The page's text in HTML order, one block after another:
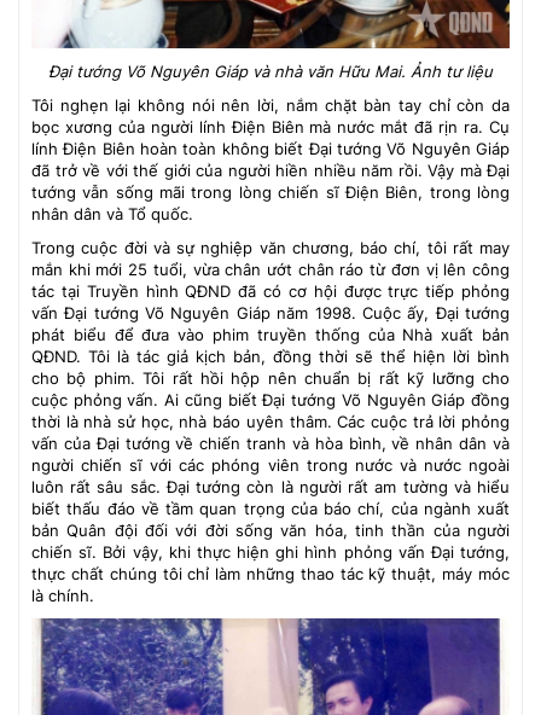
Đại tướng Võ Nguyên Giáp và nhà văn Hữu Mai. Ảnh tư liệu
Tôi nghẹn lại không nói nên lời, nắm chặt bàn tay chỉ còn da
bọc xương của người lính Điện Biên mà nước mắt đã rịn ra. Cụ
lính Điện Biên hoàn toàn không biết Đại tướng Võ Nguyên Giáp
đã trở về với thế giới của người hiền nhiều năm rồi. Vậy mà Đại
tướng vẫn sống mãi trong lòng chiến sĩ Điện Biên, trong lòng
nhân dân và Tổ quốc.
Trong cuộc đời và sự nghiệp văn chương, báo chí, tôi rất may
mắn khi mới 25 tuổi, vừa chân ướt chân ráo từ đơn vị lên công
tác tại Truyền hình QĐND đã có cơ hội được trực tiếp phỏng
vấn Đại tướng Võ Nguyên Giáp năm 1998. Cuộc ấy, Đại tướng
phát biểu để đưa vào phim truyền thống của Nhà xuất bản
QĐND. Tôi là tác giả kịch bản, đồng thời sẽ thể hiện lời bình
cho bộ phim. Tôi rất hồi hộp nên chuẩn bị rất kỹ lưỡng cho
cuộc phỏng vấn. Ai cũng biết Đại tướng Võ Nguyên Giáp đồng
thời là nhà sử học, nhà báo uyên thâm. Các cuộc trả lời phỏng
vấn của Đại tướng về chiến tranh và hòa bình, về nhân dân và
người chiến sĩ với các phóng viên trong nước và nước ngoài
luôn rất sâu sắc. Đại tướng còn là người rất am tường và hiểu
biết thấu đáo về tầm quan trọng của báo chí, của ngành xuất
bản Quân đội đối với đời sống văn hóa, tinh thần của người
chiến sĩ. Bởi vậy, khi thực hiện ghi hình phỏng vấn Đại tướng,
thực chất chúng tôi chỉ làm những thao tác kỹ thuật, máy móc
là chính.